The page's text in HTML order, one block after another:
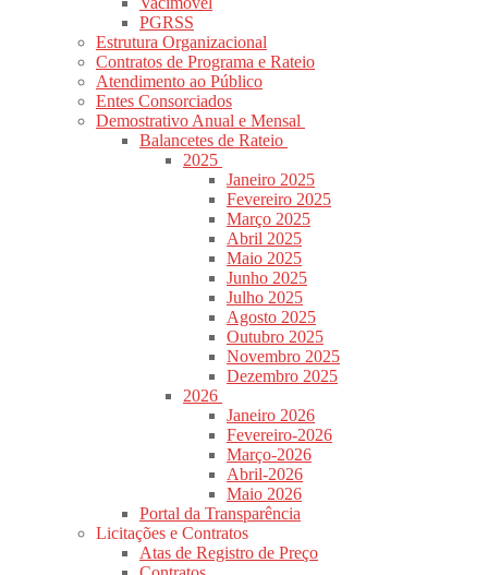
PGRSS
Estrutura Organizacional
Contratos de Programa e Rateio
Atendimento ao Público
Entes Consorciados
Demostrativo Anual e Mensal
Balancetes de Rateio
2025
Janeiro 2025
Fevereiro 2025
Março 2025
Abril 2025
Maio 2025
Junho 2025
Julho 2025
Agosto 2025
Outubro 2025
Novembro 2025
Dezembro 2025
2026
Janeiro 2026
Fevereiro-2026
Março-2026
Abril-2026
Maio 2026
Portal da Transparência
Licitações e Contratos
Atas de Registro de Preço